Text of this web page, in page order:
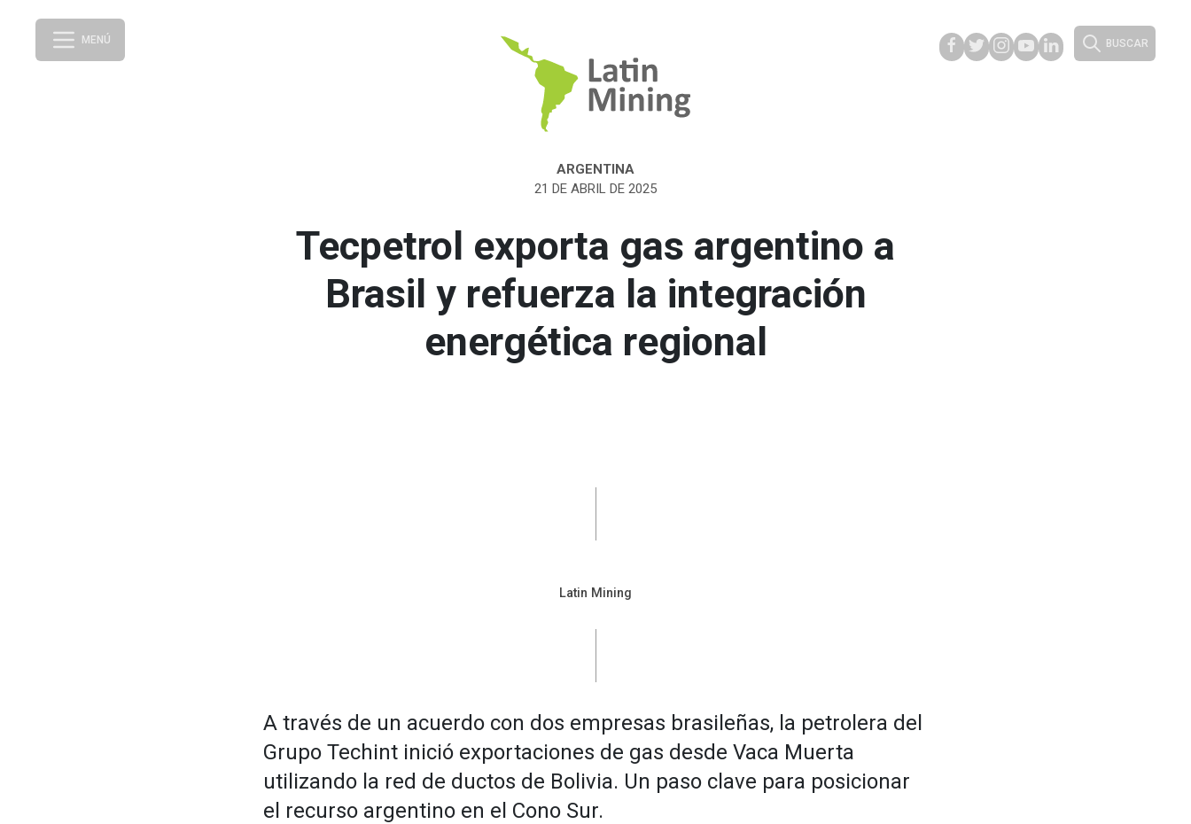
MENÚ BUSCAR
ARGENTINA
21 DE ABRIL DE 2025
Tecpetrol exporta gas argentino a
Brasil y refuerza la integración
energética regional
Latin Mining
A través de un acuerdo con dos empresas brasileñas, la petrolera del
Grupo Techint inició exportaciones de gas desde Vaca Muerta
utilizando la red de ductos de Bolivia. Un paso clave para posicionar
el recurso argentino en el Cono Sur.